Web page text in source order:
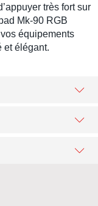
très fort sur
Mk-90 RGB
équipements
et élégant.